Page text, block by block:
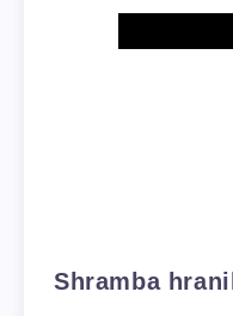
Shramba hranil